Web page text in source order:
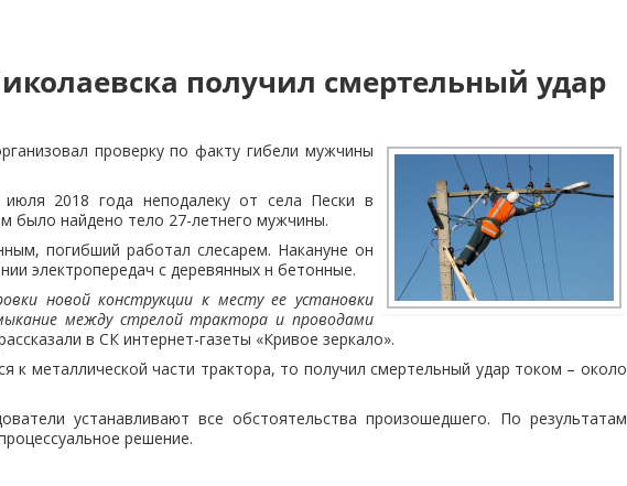
получил смертельный удар
проверку по факту гибели мужчины
2018 года неподалеку от села Пески в
было найдено тело 27-летнего мужчины.
погибший работал слесарем. Накануне он
электропередач с деревянных н бетонные.
новой конструкции к месту ее установки
между стрелой трактора и проводами
в СК интернет-газеты «Кривое зеркало».
к металлической части трактора, то получил смертельный удар током – около
устанавливают все обстоятельства произошедшего. По результатам
решение.